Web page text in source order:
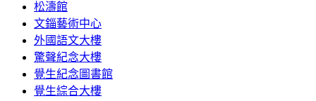
松濤館
文錙藝術中心
外國語文大樓
驚聲紀念大樓
覺生紀念圖書館
覺生綜合大樓